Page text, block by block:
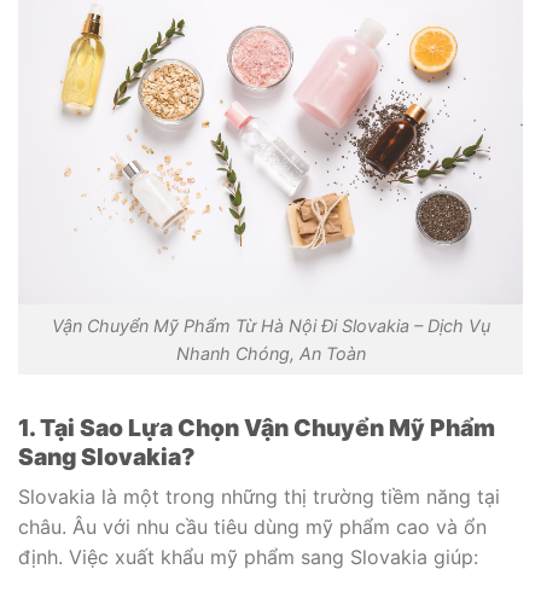
Vận Chuyển Mỹ Phẩm Từ Hà Nội Đi Slovakia – Dịch Vụ
Nhanh Chóng, An Toàn
1. Tại Sao Lựa Chọn Vận Chuyển Mỹ Phẩm
Sang Slovakia?
Slovakia là một trong những thị trường tiềm năng tại
châu. Âu với nhu cầu tiêu dùng mỹ phẩm cao và ổn
định. Việc xuất khẩu mỹ phẩm sang Slovakia giúp: